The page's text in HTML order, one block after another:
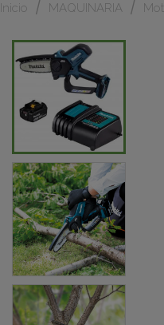
Inicio MAQUINARIA